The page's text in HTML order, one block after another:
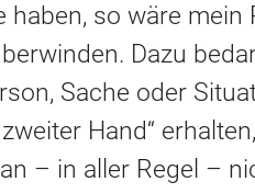
haben, so wäre
Dazu
Sache oder
Hand“
– in aller Regel –